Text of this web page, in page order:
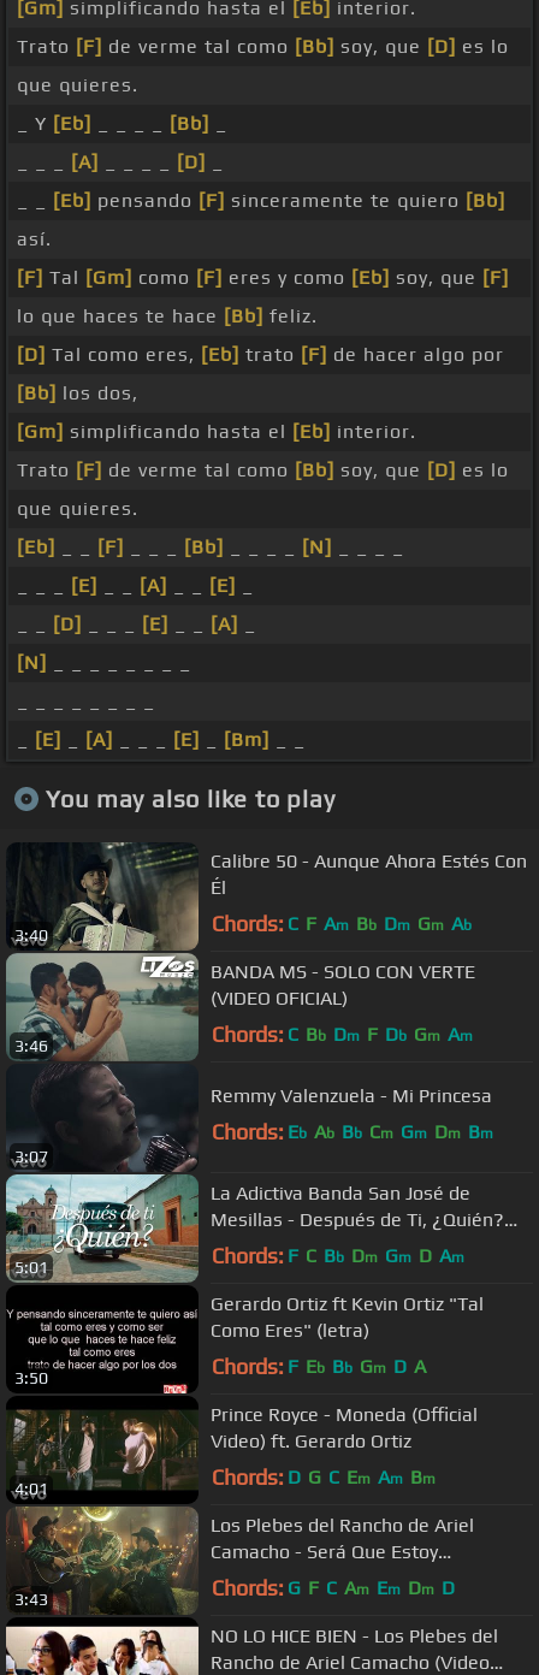
[Gm] simplificando hasta el [Eb] interior.
Trato [F] de verme tal como [Bb] soy, que [D] es lo
que quieres.
_ Y [Eb] [Bb]
[A] [D]
[Eb] pensando [F] sinceramente te quiero [Bb]
así.
[F] Tal [Gm] como [F] eres y como [Eb] soy, que [F]
lo que haces te hace [Bb] feliz.
[D] Tal como eres, [Eb] trato [F] de hacer algo por
[Bb] los dos,
[Gm] simplificando hasta el [Eb] interior.
Trato [F] de verme tal como [Bb] soy, que [D] es lo
que quieres.
[Eb]
[F] [Bb] [N]
[E] [A] [E]
[D] [E] [A]
[N]
[E] [A] [E] [Bm]
You may also like to play
3:40
Calibre 50 - Aunque Ahora Estés Con
Él
Chords: C F Am Bb Dm Gm Ab
3:46
BANDA MS - SOLO CON VERTE
(VIDEO OFICIAL)
Chords: C Bb Dm F Db Gm Am
3:07
Remmy Valenzuela - Mi Princesa
Chords: Eb Ab Bb Cm Gm Dm Bm
5:01
La Adictiva Banda San José de
Mesillas - Después de Ti, ¿Quién?
(Video Oficial)
Chords: F C Bb Dm Gm D Am
3:50
Gerardo Ortiz ft Kevin Ortiz "Tal
Como Eres" (letra)
Chords: F Eb Bb Gm D A
4:01
Prince Royce - Moneda (Official
Video) ft. Gerardo Ortiz
Chords: D G C Em Am Bm
3:43
Los Plebes del Rancho de Ariel
Camacho - Será Que Estoy
Enamorado [Official Video]
Chords: G F C Am Em Dm D
NO LO HICE BIEN - Los Plebes del
Rancho de Ariel Camacho (Video